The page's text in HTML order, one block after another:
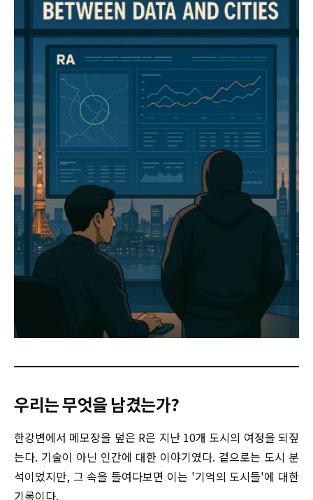
우리는 무엇을 남겼는가?
한강변에서 메모장을 덮은 R은 지난 10개 도시의 여정을 되짚
는다. 기술이 아닌 인간에 대한 이야기였다. 겉으로는 도시 분
석이었지만, 그 속을 들여다보면 이는 '기억의 도시들'에 대한
기록이다.